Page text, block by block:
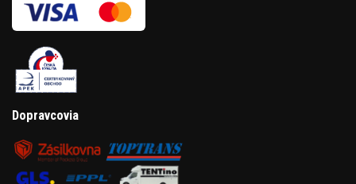
Dopravcovia